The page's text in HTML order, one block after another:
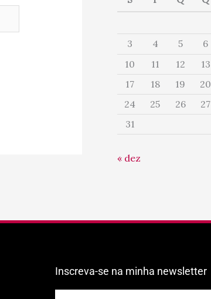
3
4 5 6
10
11 12 13
17
18 19 20
24
25 26 27
31
« dez
Inscreva-se na minha newsletter